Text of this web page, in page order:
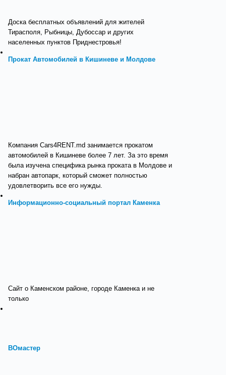
Доска бесплатных объявлений для жителей
Тирасполя, Рыбницы, Дубоссар и других
населенных пунктов Приднестровья!
Прокат Автомобилей в Кишиневе и Молдове
Компания Cars4RENT.md занимается прокатом
автомобилей в Кишиневе более 7 лет. За это время
была изучена специфика рынка проката в Молдове и
набран автопарк, который сможет полностью
удовлетворить все его нужды.
Информационно-социальный портал Каменка
Сайт о Каменском районе, городе Каменка и не
только
ВОмастер